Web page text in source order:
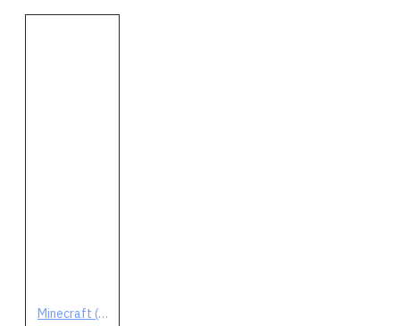
Minecraft (digitálny kód)